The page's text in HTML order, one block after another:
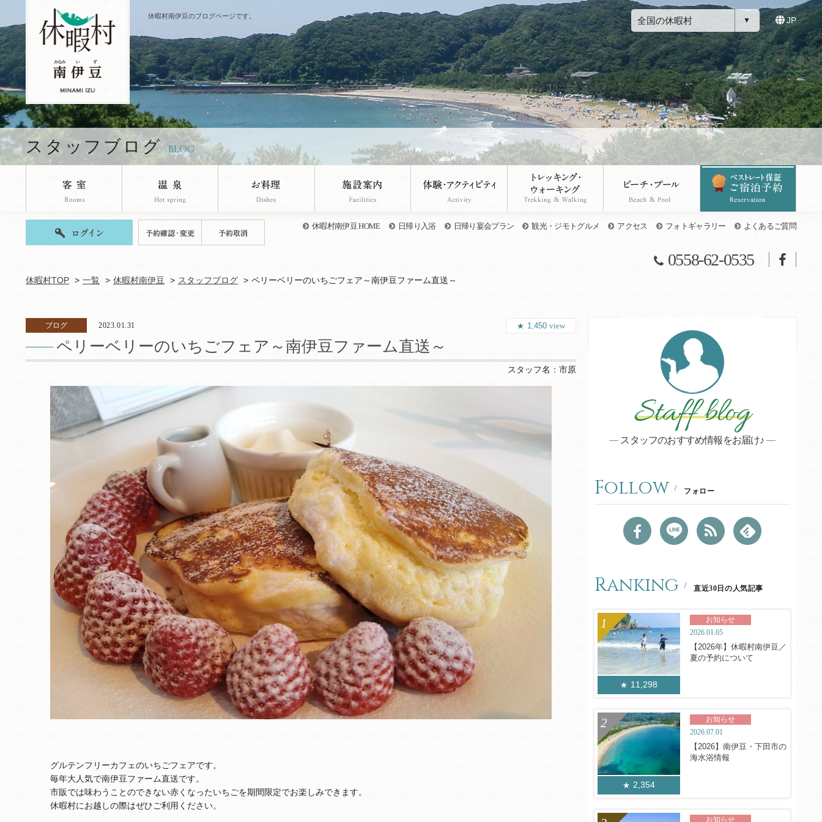
休暇村南伊豆のブログページです。 全国の休暇村 JP
スタッフブログ BLOG
休暇村南伊豆 HOME 日帰り入浴 日帰り宴会プラン 観光・ジモトグルメ アクセス フォトギャラリー よくあるご質問
0558-62-0535
休暇村TOP 一覧 休暇村南伊豆 スタッフブログ ペリーベリーのいちごフェア～南伊豆ファーム直送～
ブログ 2023.01.31
ペリーベリーのいちごフェア～南伊豆ファーム直送～
1,450 view
スタッフ名： 市原
グルテンフリーカフェのいちごフェアです。
毎年大人気で南伊豆ファーム直送です。
市販では味わうことのできない赤くなったいちごを期間限定でお楽しみできます。
休暇村にお越しの際はぜひご利用ください。
Staff blog
スタッフのおすすめ情報をお届け♪
Follow フォロー
Ranking 直近30日の人気記事
11,298
お知らせ
2026.01.05
【2026年】休暇村南伊豆／
夏の予約について
2,354
お知らせ
2026.07.01
【2026】南伊豆・下田市の
海水浴情報
お知らせ